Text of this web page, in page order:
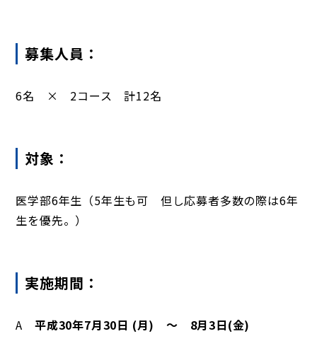
募集人員：
6名 × 2コース 計12名
対象：
医学部6年生（5年生も可 但し応募者多数の際は6年
生を優先。）
実施期間：
A平成30年7月30日 (月) ～ 8月3日(金)